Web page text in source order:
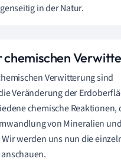
in der Natur.
chemischen
Verwitterung sind
Veränderung der
chemische Reaktionen,
von Mineralien und
werden uns nun die